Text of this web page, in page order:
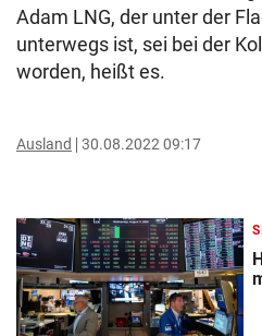
Adam LNG, der unter der
unterwegs ist, sei bei der
worden, heißt es.
Ausland 30.08.2022 09:17